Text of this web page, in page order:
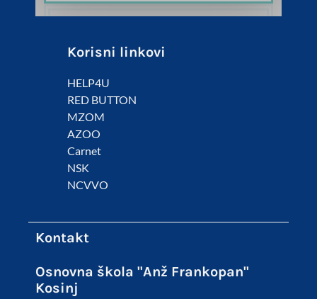
Korisni linkovi
HELP4U
RED BUTTON
MZOM
AZOO
Carnet
NSK
NCVVO
Kontakt
Osnovna škola "Anž Frankopan"
Kosinj